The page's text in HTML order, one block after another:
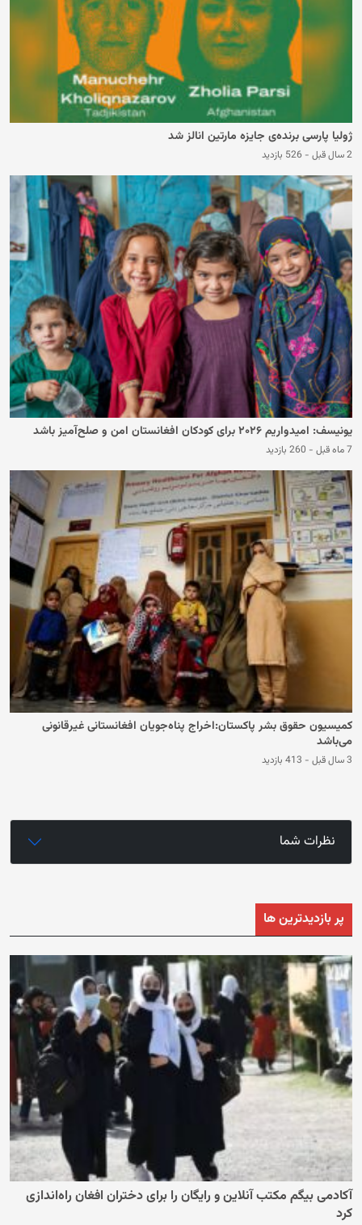
ژولیا پارسی برنده‌ی جایزه مارتین انالز شد
2 سال قبل - 526 بازدید
یونیسف: امیدواریم ۲۰۲۶ برای کودکان افغانستان امن و صلح‌آمیز باشد
7 ماه قبل - 260 بازدید
کمیسیون حقوق بشر پاکستان:اخراج پناه‌جویان افغانستانی غیرقانونی
می‌باشد
3 سال قبل - 413 بازدید
نظرات شما
پر بازدیدترین ها
آکادمی بیگم مکتب آنلاین و رایگان را برای دختران افغان راه‌اندازی
کرد